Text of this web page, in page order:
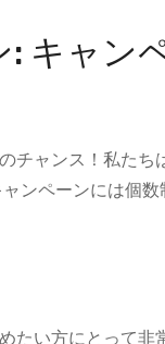
キャン
チャンス！私たち
ンペーンには個
い方にとって非